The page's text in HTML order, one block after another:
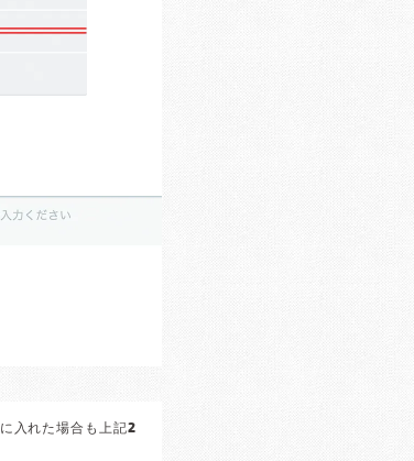
入れた場合も上記2